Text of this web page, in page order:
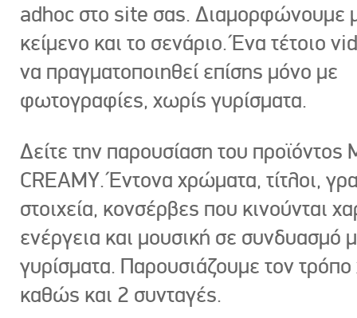
adhoc στο site σας. Διαμορφώνουμε
κείμενο και το σενάριο. Ένα τέτοιο
να πραγματοποιηθεί επίσης μόνο με
φωτογραφίες, χωρίς γυρίσματα.
Δείτε την παρουσίαση του προϊόντος
CREAMY. Έντονα χρώματα, τίτλοι,
στοιχεία, κονσέρβες που κινούνται
ενέργεια και μουσική σε συνδυασμό
γυρίσματα. Παρουσιάζουμε τον
καθώς και 2 συνταγές.